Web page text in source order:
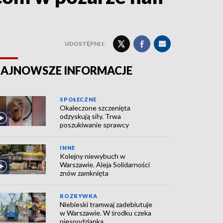
UDOSTĘPNIJ:
INFORMACJE
SPOŁECZNE
Okaleczone szczenięta
odzyskują siły. Trwa
poszukiwanie sprawcy
INNE
Kolejny niewybuch w
Warszawie. Aleja Solidarności
znów zamknięta
ROZRYWKA
Niebieski tramwaj zadebiutuje
w Warszawie. W środku czeka
niespodzianka